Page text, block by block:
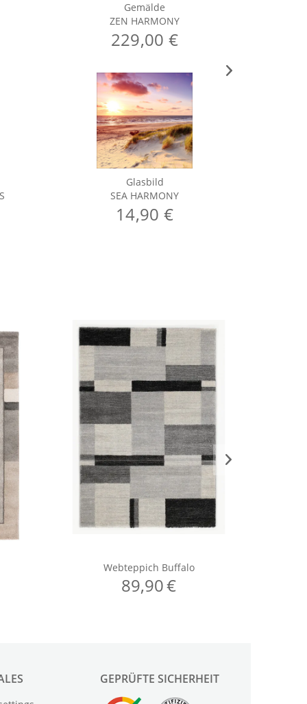
Gemälde
ZEN HARMONY
229,00 €
Glasbild
SEA HARMONY
14,90 €
GEPRÜFTE SICHERHEIT